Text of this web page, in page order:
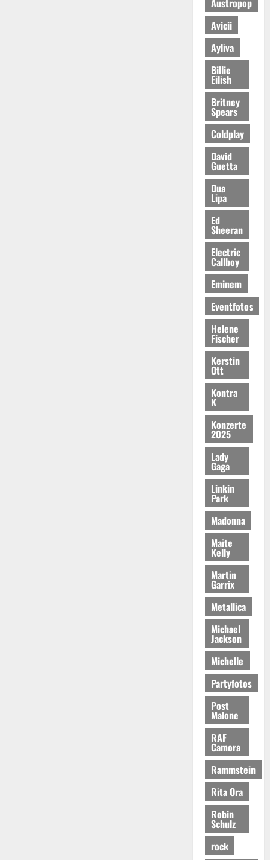
Avicii
Ayliva
Billie
Eilish
Britney
Spears
Coldplay
David
Guetta
Dua
Lipa
Ed
Sheeran
Electric
Callboy
Eminem
Eventfotos
Helene
Fischer
Kerstin
Ott
Kontra
K
Konzerte
2025
Lady
Gaga
Linkin
Park
Madonna
Maite
Kelly
Martin
Garrix
Metallica
Michael
Jackson
Michelle
Partyfotos
Post
Malone
RAF
Camora
Rammstein
Rita Ora
Robin
Schulz
rock